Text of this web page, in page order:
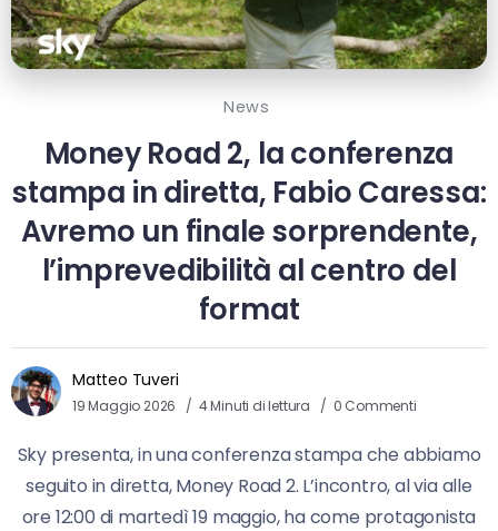
News
Money Road 2, la conferenza
stampa in diretta, Fabio Caressa:
Avremo un finale sorprendente,
l’imprevedibilità al centro del
format
Matteo Tuveri
19 Maggio 2026 4 Minuti di lettura 0 Commenti
Sky presenta, in una conferenza stampa che abbiamo
seguito in diretta, Money Road 2. L’incontro, al via alle
ore 12:00 di martedì 19 maggio, ha come protagonista